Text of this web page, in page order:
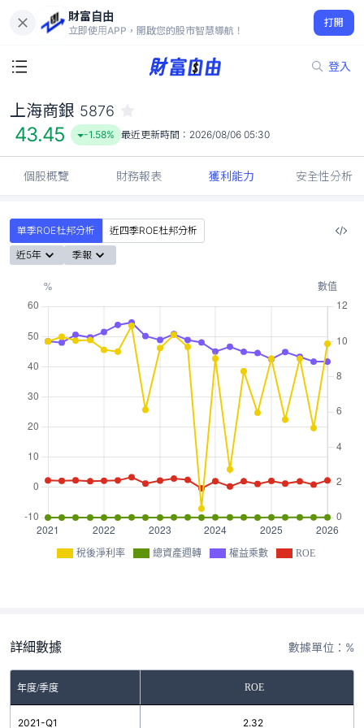
財富自由
立即使用APP，開啟您的股市智慧導航！
打開
登入
43.45
-1.58%
上海商銀 5876
43.45 -1.58% 最近更新時間： 2026/08/06 05:30
個股概覽 財務報表 獲利能力 安全性分析
單季ROE杜邦分析
近四季ROE杜邦分析
近5年
季報
稅後淨利率 總資產週轉 權益乘數 ROE
詳細數據 數據單位：%
年度/季度 ROE
2021-Q1 2.32